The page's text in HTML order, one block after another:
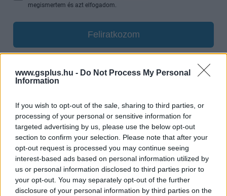
www.gsplus.hu - Do Not Process My Personal
Information
If you wish to opt-out of the sale, sharing to third parties, or
processing of your personal or sensitive information for
targeted advertising by us, please use the below opt-out
section to confirm your selection. Please note that after your
opt-out request is processed you may continue seeing
interest-based ads based on personal information utilized by
us or personal information disclosed to third parties prior to
your opt-out. You may separately opt-out of the further
disclosure of your personal information by third parties on the
megismertem és azt elfogadom.
Feliratkozom
hangulata – Jön a második forduló! (X)
Július végén folytatódik a balatoni strandröplabda-
sorozat.
Címkék: #ubisoft #ubisoft forward #bemutató